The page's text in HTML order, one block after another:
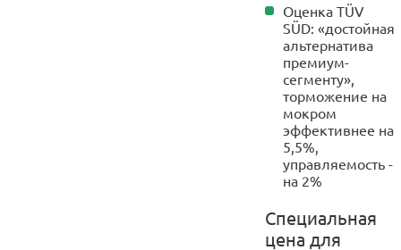
Оценка TÜV
SÜD: «достойная
альтернатива
премиум-
сегменту»,
торможение на
мокром
эффективнее на
5,5%,
управляемость -
на 2%
Специальная
цена для